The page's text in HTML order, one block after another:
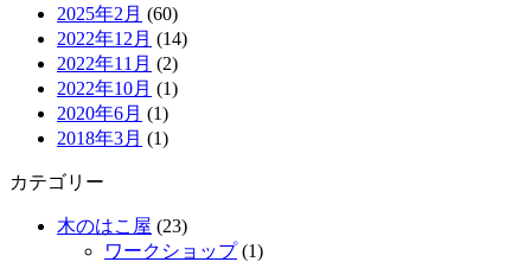
2025年2月 (60)
2022年12月 (14)
2022年11月 (2)
2022年10月 (1)
2020年6月 (1)
2018年3月 (1)
カテゴリー
木のはこ屋 (23)
ワークショップ(1)